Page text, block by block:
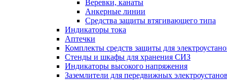
Веревки, канаты
Анкерные линии
Средства защиты втягивающего типа
Индикаторы тока
Аптечки
Комплекты средств защиты для
Стенды и шкафы для хранения СИЗ
Индикаторы высокого напряжения
Заземлители для передвижных